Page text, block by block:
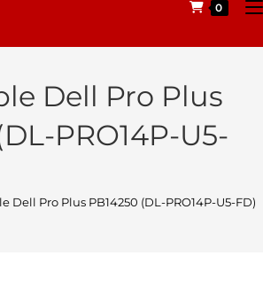
0
Dell Pro Plus
PRO14P-U5-
Dell Pro Plus PB14250 (DL-PRO14P-U5-FD)